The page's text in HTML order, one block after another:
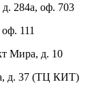
284а, оф. 703
111
Мира, д. 10
д. 37 (ТЦ КИТ)